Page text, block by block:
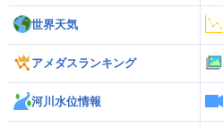
世界天気
アメダスランキング
河川水位情報